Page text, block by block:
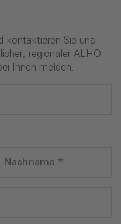
kontaktieren Sie uns
regionaler ALHO
Ihnen melden.
Nachname *